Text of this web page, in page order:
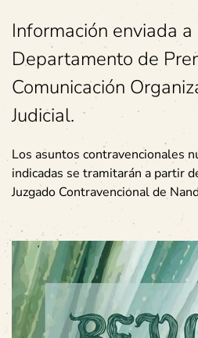
Información enviada
Departamento de
Comunicación
Judicial.
Los asuntos contravencionales
indicadas se tramitarán a partir
Juzgado Contravencional de